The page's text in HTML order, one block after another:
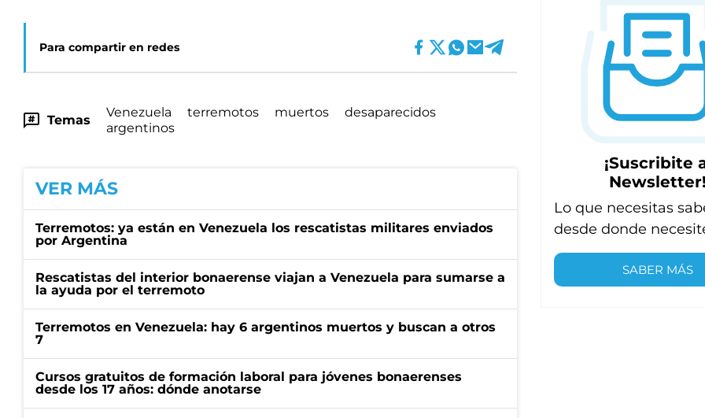
Para compartir en redes
Temas
Venezuela terremotos muertos
desaparecidos
argentinos
VER MÁS
Terremotos: ya están en Venezuela los rescatistas militares enviados
por Argentina
Rescatistas del interior bonaerense viajan a Venezuela para sumarse a
la ayuda por el terremoto
Terremotos en Venezuela: hay 6 argentinos muertos y buscan a otros
7
Cursos gratuitos de formación laboral para jóvenes bonaerenses
desde los 17 años: dónde anotarse
¡Suscribite
Newsletter!
Lo que necesitas
desde donde
SABER MÁS